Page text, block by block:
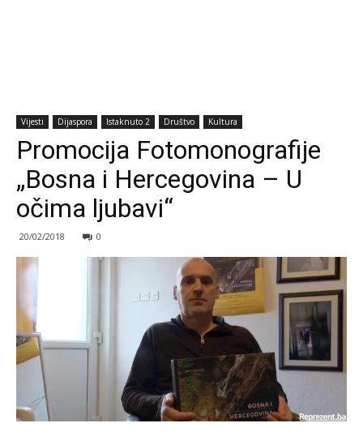
Vijesti Dijaspora Istaknuto 2 Društvo Kultura
Promocija Fotomonografije
„Bosna i Hercegovina – U
očima ljubavi“
20/02/2018 0